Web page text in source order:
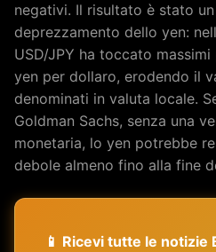
negativi. Il risultato è stato
deprezzamento dello yen:
USD/JPY ha toccato
yen per dollaro, erodendo il
denominati in valuta locale.
Goldman Sachs, senza una
monetaria, lo yen potrebbe
debole almeno fino alla fine
📱 Ricevi tutte le